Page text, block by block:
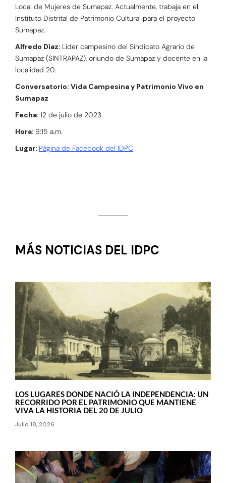
Local de Mujeres de Sumapaz. Actualmente, trabaja en el
Instituto Distrital de Patrimonio Cultural para el proyecto
Sumapaz.
Alfredo Díaz: Líder campesino del Sindicato Agrario de
Sumapaz (SINTRAPAZ), oriundo de Sumapaz y docente en la
localidad 20.
Conversatorio: Vida Campesina y Patrimonio Vivo en
Sumapaz
Fecha: 12 de julio de 2023
Hora: 9:15 a.m.
Lugar: Página de Facebook del IDPC
MÁS NOTICIAS DEL IDPC
LOS LUGARES DONDE NACIÓ LA INDEPENDENCIA: UN
RECORRIDO POR EL PATRIMONIO QUE MANTIENE
VIVA LA HISTORIA DEL 20 DE JULIO
Julio 18, 2026